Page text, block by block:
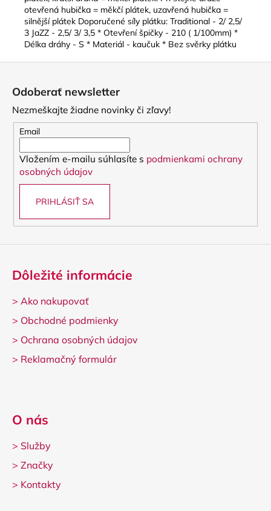
otevřená hubička = měkčí plátek, uzavřená hubička =
silnější plátek Doporučené síly plátku: Traditional - 2/ 2,5/
3 JaZZ - 2,5/ 3/ 3,5 * Otevření špičky - 210 ( 1/100mm) *
Délka dráhy - S * Materiál - kaučuk * Bez svěrky plátku
Odoberať newsletter
Nezmeškajte žiadne novinky či zľavy!
Email
Vložením e-mailu súhlasíte s podmienkami ochrany
osobných údajov
PRIHLÁSIŤ SA
Dôležité informácie
> Ako nakupovať
> Obchodné podmienky
> Ochrana osobných údajov
> Reklamačný formulár
O nás
> Služby
> Značky
> Kontakty